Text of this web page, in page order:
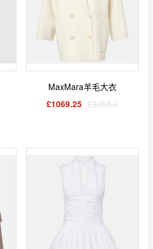
MaxMara羊毛大衣
£1069.25 £3055.0